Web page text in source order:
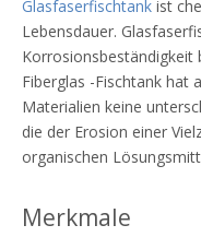
Glasfaserfischtank ist
Lebensdauer.
Korrosionsbeständigkeit
Fiberglas -Fischtank hat
Materialien keine
die der Erosion einer
organischen
Merkmale